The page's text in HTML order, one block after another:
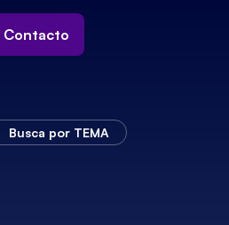
Contacto
Busca por TEMA